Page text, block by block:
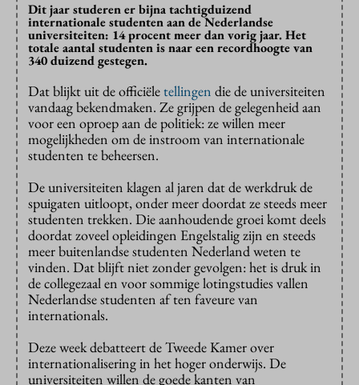
Dit jaar studeren er bijna tachtigduizend
internationale studenten aan de Nederlandse
universiteiten: 14 procent meer dan vorig jaar. Het
totale aantal studenten is naar een recordhoogte van
340 duizend gestegen.
Dat blijkt uit de officiëletellingen die de universiteiten
vandaag bekendmaken. Ze grijpen de gelegenheid aan
voor een oproep aan de politiek: ze willen meer
mogelijkheden om de instroom van internationale
studenten te beheersen.
De universiteiten klagen al jaren dat de werkdruk de
spuigaten uitloopt, onder meer doordat ze steeds meer
studenten trekken. Die aanhoudende groei komt deels
doordat zoveel opleidingen Engelstalig zijn en steeds
meer buitenlandse studenten Nederland weten te
vinden. Dat blijft niet zonder gevolgen: het is druk in
de collegezaal en voor sommige lotingstudies vallen
Nederlandse studenten af ten faveure van
internationals.
Deze week debatteert de Tweede Kamer over
internationalisering in het hoger onderwijs. De
universiteiten willen de goede kanten van